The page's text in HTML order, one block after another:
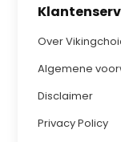
Over
Algemene
Disclaimer
Privacy Policy